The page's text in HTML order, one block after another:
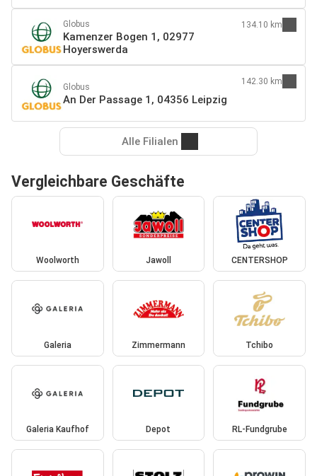
Globus
Kamenzer Bogen 1, 02977
Hoyerswerda
134.10 km
Globus
An Der Passage 1, 04356 Leipzig
142.30 km
Alle Filialen
Vergleichbare Geschäfte
Woolworth Jawoll CENTERSHOP
Galeria Zimmermann Tchibo
Galeria Kaufhof Depot RL-Fundgrube